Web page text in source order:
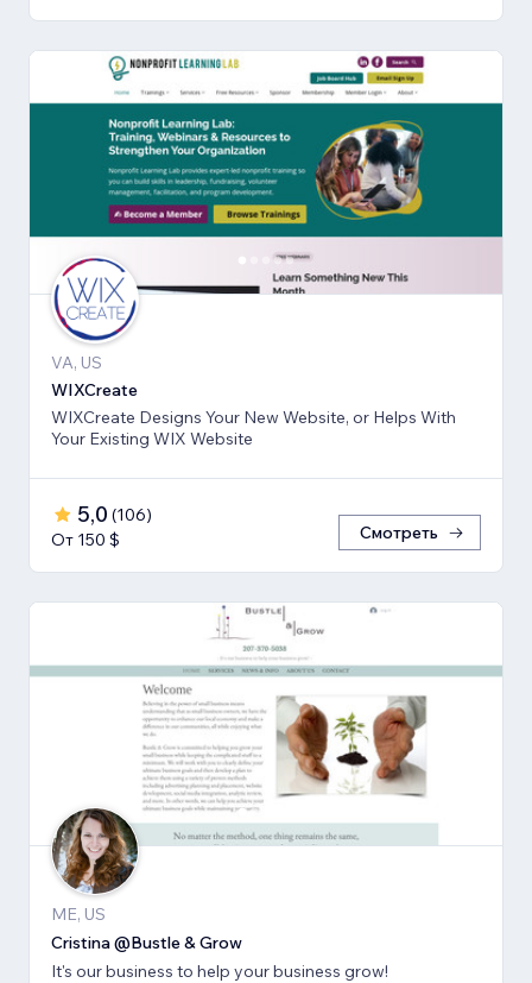
VA, US
WIXCreate
WIXCreate Designs Your New Website, or Helps With
Your Existing WIX Website
5,0 (106)
От 150 $
Смотреть
ME, US
Cristina @Bustle & Grow
It's our business to help your business grow!